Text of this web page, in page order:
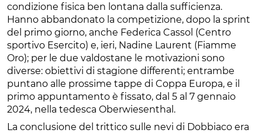
condizione fisica ben lontana dalla sufficienza.
Hanno abbandonato la competizione, dopo la sprint
del primo giorno, anche Federica Cassol (Centro
sportivo Esercito) e, ieri, Nadine Laurent (Fiamme
Oro); per le due valdostane le motivazioni sono
diverse: obiettivi di stagione differenti; entrambe
puntano alle prossime tappe di Coppa Europa, e il
primo appuntamento è fissato, dal 5 al 7 gennaio
2024, nella tedesca Oberwiesenthal.
La conclusione del trittico sulle nevi di Dobbiaco era